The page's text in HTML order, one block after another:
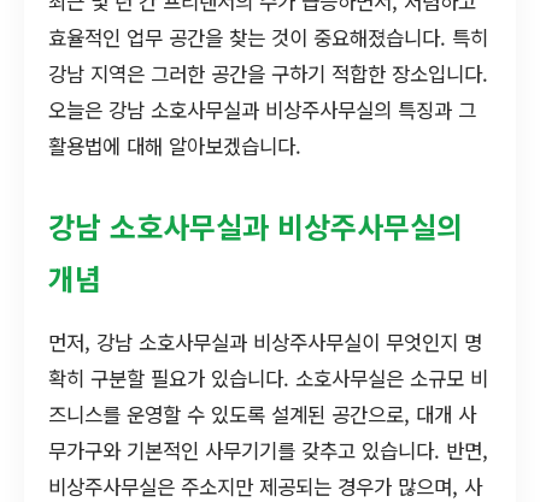
효율적인 업무 공간을 찾는 것이 중요해졌습니다. 특히
강남 지역은 그러한 공간을 구하기 적합한 장소입니다.
오늘은 강남 소호사무실과 비상주사무실의 특징과 그
활용법에 대해 알아보겠습니다.
강남 소호사무실과 비상주사무실의
개념
먼저, 강남 소호사무실과 비상주사무실이 무엇인지 명
확히 구분할 필요가 있습니다. 소호사무실은 소규모 비
즈니스를 운영할 수 있도록 설계된 공간으로, 대개 사
무가구와 기본적인 사무기기를 갖추고 있습니다. 반면,
비상주사무실은 주소지만 제공되는 경우가 많으며, 사